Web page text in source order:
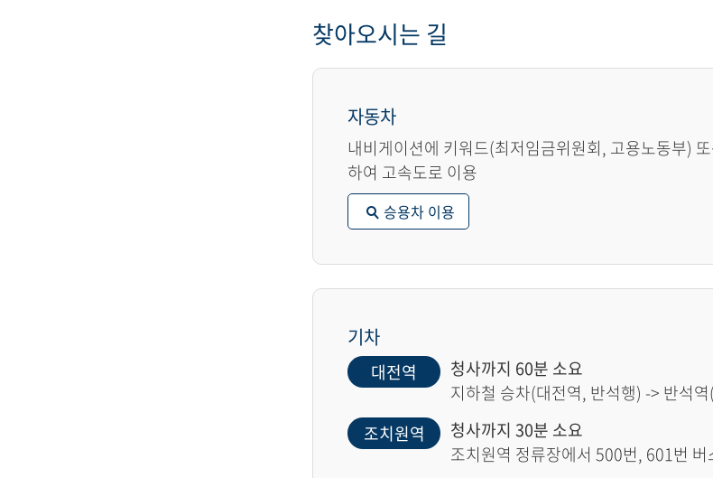
찾아오시는 길
자동차
내비게이션에 키워드(최저임금위원회, 고용노동부)
하여 고속도로 이용
승용차 이용
기차
대전역
청사까지 60분 소요
지하철 승차(대전역, 반석행) -> 반석
조치원역
청사까지 30분 소요
조치원역 정류장에서 500번, 601번 버